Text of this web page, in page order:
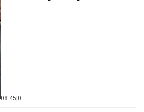
08:45|0